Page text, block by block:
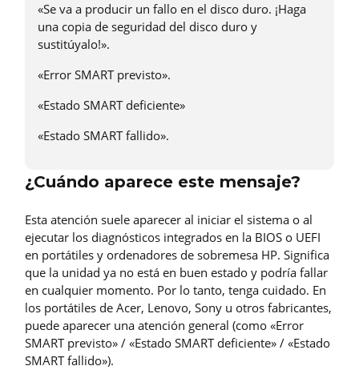
«Se va a producir un fallo en el disco duro. ¡Haga
una copia de seguridad del disco duro y
sustitúyalo!».
«Error SMART previsto».
«Estado SMART deficiente»
«Estado SMART fallido».
¿Cuándo aparece este mensaje?
Esta atención suele aparecer al iniciar el sistema o al
ejecutar los diagnósticos integrados en la BIOS o UEFI
en portátiles y ordenadores de sobremesa HP. Significa
que la unidad ya no está en buen estado y podría fallar
en cualquier momento. Por lo tanto, tenga cuidado. En
los portátiles de Acer, Lenovo, Sony u otros fabricantes,
puede aparecer una atención general (como «Error
SMART previsto» / «Estado SMART deficiente» / «Estado
SMART fallido»).